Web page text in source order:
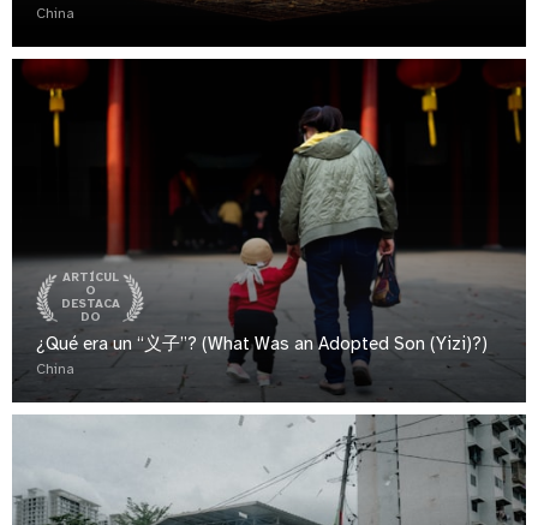
China
ARTÍCUL
O
DESTACA
DO
¿Qué era un “义子”? (What Was an Adopted Son (Yizi)?)
China